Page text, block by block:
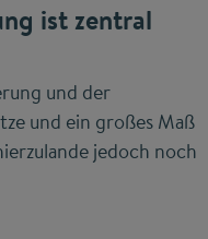
ist zentral
und der
und ein großes Maß
jedoch noch